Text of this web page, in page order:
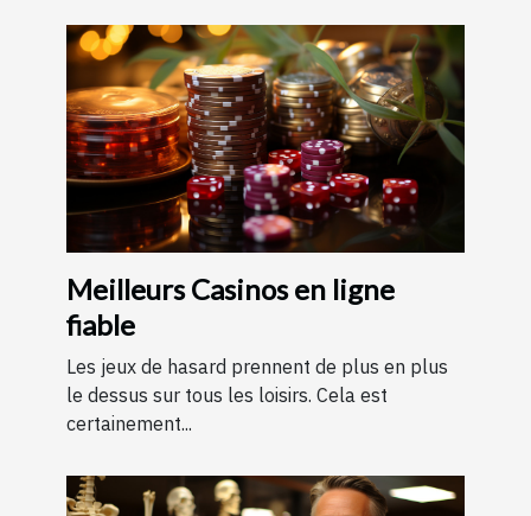
Meilleurs Casinos en ligne
fiable
Les jeux de hasard prennent de plus en plus
le dessus sur tous les loisirs. Cela est
certainement...